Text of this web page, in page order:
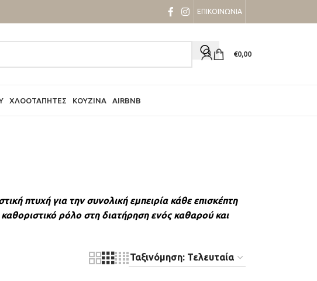
ΕΠΙΚΟΙΝΩΝΙΑ
€0,00
ΧΛΟΟΤΆΠΗΤΕΣ ΚΟΥΖΊΝΑ AIRBNB
πτυχή για την συνολική εμπειρία κάθε επισκέπτη
ρόλο στη διατήρηση ενός καθαρού και